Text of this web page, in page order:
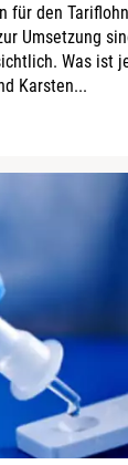
für den
Umsetzung
Was ist
Karsten...